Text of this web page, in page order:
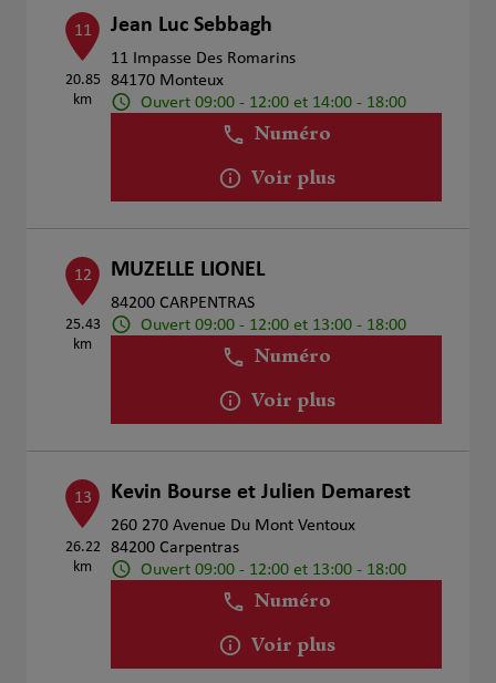
11
20.85
km
Jean Luc Sebbagh
11 Impasse Des Romarins
84170 Monteux
Ouvert 09:00 - 12:00 et 14:00 - 18:00
Numéro
Voir plus
12
25.43
km
MUZELLE LIONEL
84200 CARPENTRAS
Ouvert 09:00 - 12:00 et 13:00 - 18:00
Numéro
Voir plus
13
26.22
km
Kevin Bourse et Julien Demarest
260 270 Avenue Du Mont Ventoux
84200 Carpentras
Ouvert 09:00 - 12:00 et 13:00 - 18:00
Numéro
Voir plus